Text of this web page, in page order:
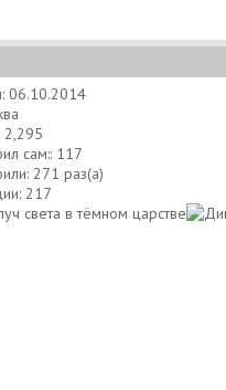
06.10.2014
2,295
сам:: 117
271 раз(а)
217